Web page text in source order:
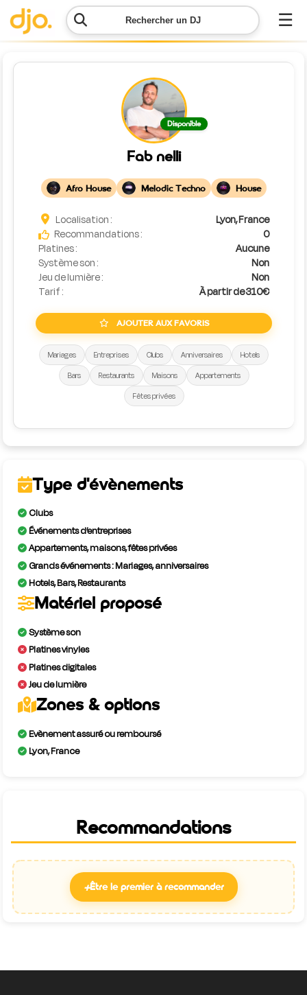
Rechercher un DJ ☰
Menu
ma
demande
Simulateur
de prix
Disponible
Fab nelli
Afro House Melodic Techno House
Localisation :
Lyon, France
Recommandations :
0
Platines :
Aucune
Système son :
Non
Jeu de lumière :
Non
Tarif :
À partir de 310€
AJOUTER AUX FAVORIS
Mariages Entreprises Clubs Anniversaires
Hotels
Bars
Restaurants Maisons
Appartements
Fêtes privées
Type d'évènements
Clubs
Événements d’entreprises
Appartements, maisons, fêtes privées
Grands événements : Mariages, anniversaires
Hotels, Bars, Restaurants
Matériel proposé
Système son
Platines vinyles
Platines digitales
Jeu de lumière
Zones & options
Evènement assuré ou remboursé
Lyon, France
Recommandations
+Être le premier à recommander